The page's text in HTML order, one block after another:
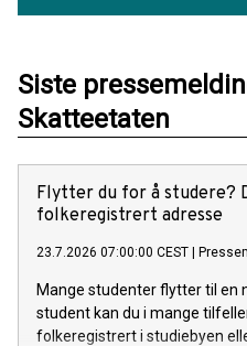
Siste
Skatteetaten
Flytter du for å studere?
folkeregistrert adresse
23.7.2026 07:00:00 CEST |
Mange studenter flytter til en
student kan du i mange
folkeregistrert i studiebyen